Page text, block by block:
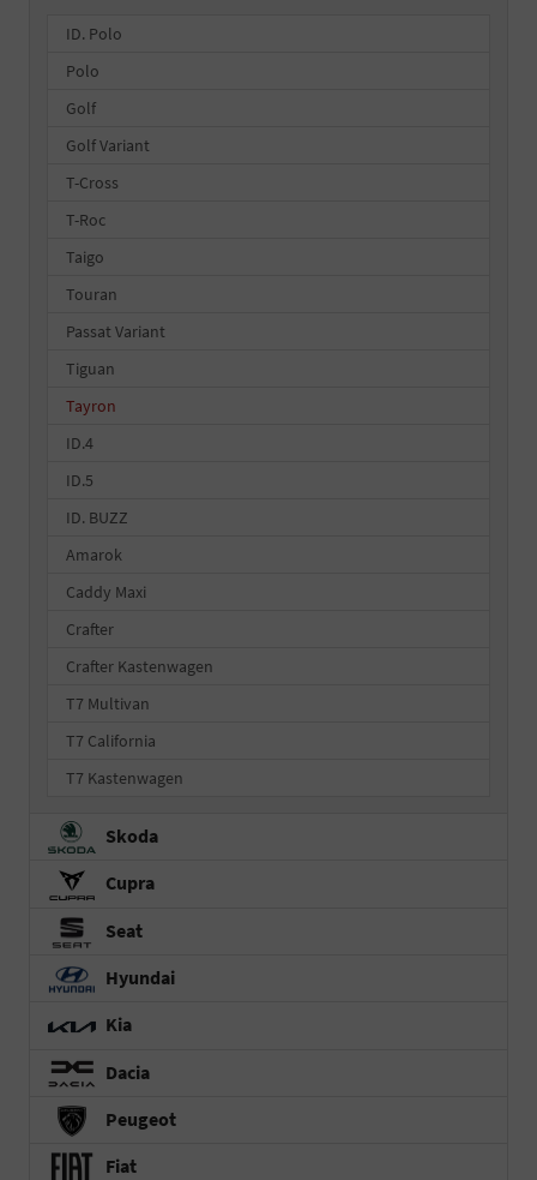
ID. Polo
Polo
Golf
Golf Variant
T-Cross
T-Roc
Taigo
Touran
Passat Variant
Tiguan
Tayron
ID.4
ID.5
ID. BUZZ
Amarok
Caddy Maxi
Crafter
Crafter Kastenwagen
T7 Multivan
T7 California
T7 Kastenwagen
Skoda
Cupra
Seat
Hyundai
Kia
Dacia
Peugeot
Fiat